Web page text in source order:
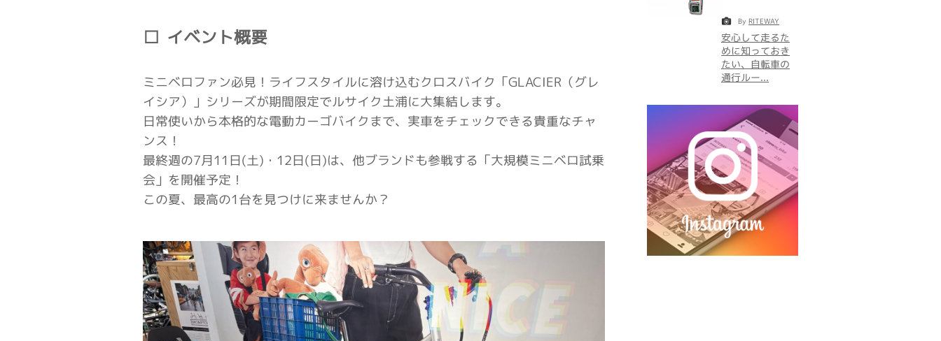
イベント概要
ミニベロファン必見！ライフスタイルに溶け込むクロスバイク 「GLACIER（グレ
イシア）」シリーズが期間限定でルサイク土浦に大集結します。
日常使いから本格的な電動カーゴバイクまで、実車をチェックできる貴重なチャ
ンス！
最終週の7月11日(土)・12日(日)は、他ブランドも参戦する 「大規模ミニベロ試乗
会」 を開催予定！
この夏、最高の1台を見つけに来ませんか？
By RITEWAY
安心して走るた
めに知っておき
たい、自転車の
通行ルー...